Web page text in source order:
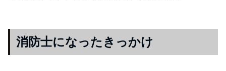
消防士になったきっかけ